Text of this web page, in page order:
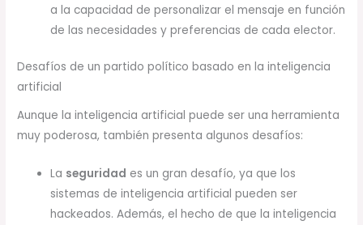
a la capacidad de personalizar el mensaje en función
de las necesidades y preferencias de cada elector.
Desafíos de un partido político basado en la inteligencia
artificial
Aunque la inteligencia artificial puede ser una herramienta
muy poderosa, también presenta algunos desafíos:
La seguridad es un gran desafío, ya que los
sistemas de inteligencia artificial pueden ser
hackeados. Además, el hecho de que la inteligencia